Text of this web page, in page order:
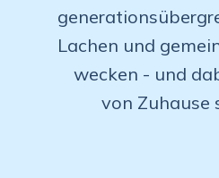
Lachen und
wecken - und
von Zuhause